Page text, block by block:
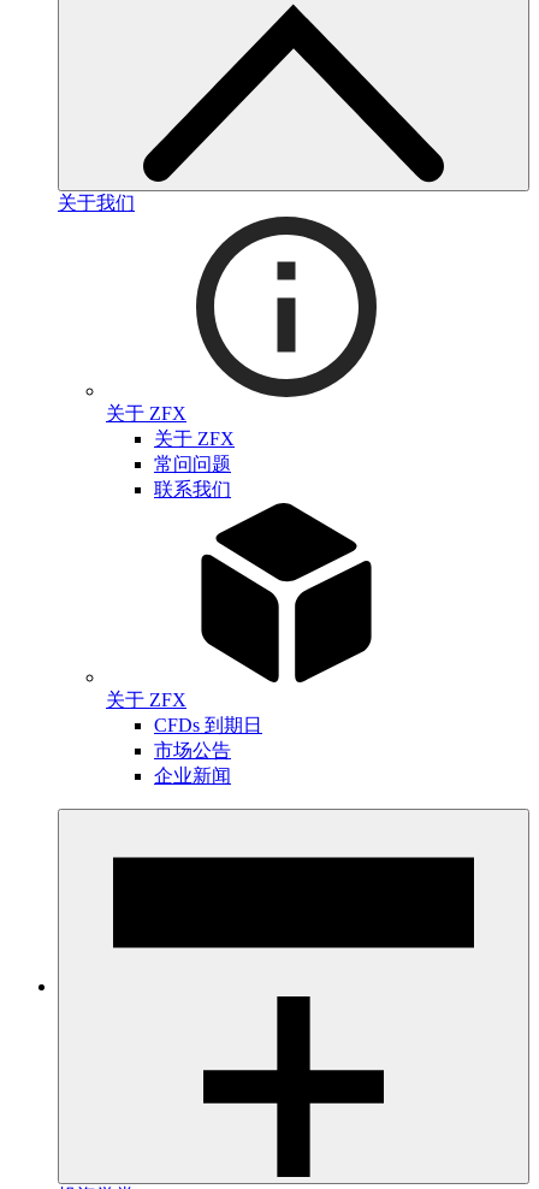
关于我们
关于 ZFX
关于 ZFX
常问问题
联系我们
关于 ZFX
CFDs 到期日
市场公告
企业新闻